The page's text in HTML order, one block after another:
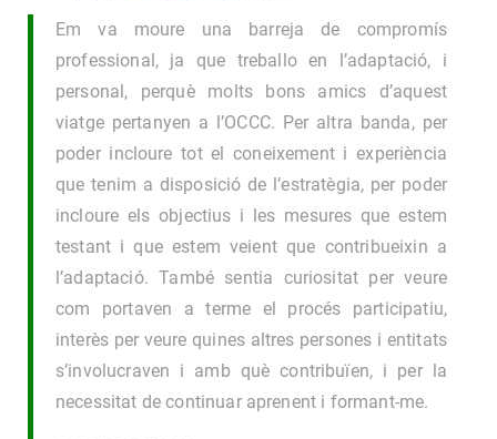
Em va moure una barreja de compromís
professional, ja que treballo en l’adaptació, i
personal, perquè molts bons amics d’aquest
viatge pertanyen a l’OCCC. Per altra banda, per
poder incloure tot el coneixement i experiència
que tenim a disposició de l’estratègia, per poder
incloure els objectius i les mesures que estem
testant i que estem veient que contribueixin a
l’adaptació. També sentia curiositat per veure
com portaven a terme el procés participatiu,
interès per veure quines altres persones i entitats
s’involucraven i amb què contribuïen, i per la
necessitat de continuar aprenent i formant-me.